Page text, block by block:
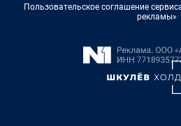
Пользовательское соглашение
рекламы»